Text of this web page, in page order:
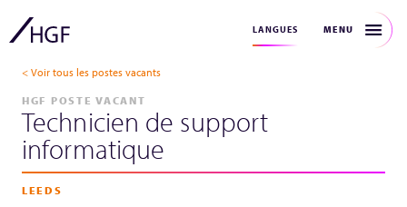
LANGUES MENU
< Voir tous les postes vacants
HGF POSTE VACANT
Technicien de support
informatique
LEEDS